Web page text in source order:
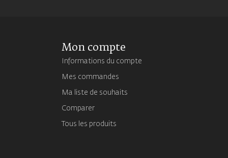
Mon compte
Informations du compte
Mes commandes
Ma liste de souhaits
Comparer
Tous les produits